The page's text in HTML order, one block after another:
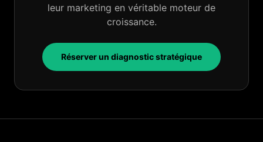
leur marketing en véritable moteur de
croissance.
Réserver un diagnostic stratégique